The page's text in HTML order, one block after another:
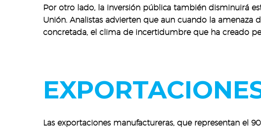
Por otro lado, la inversión pública también disminuirá
Unión. Analistas advierten que aun cuando la
concretada, el clima de incertidumbre que ha creado
Las exportaciones manufactureras, que representan el